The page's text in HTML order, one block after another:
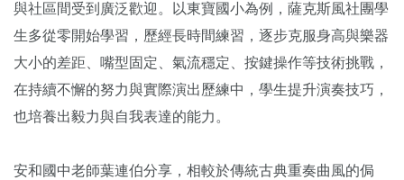
與社區間受到廣泛歡迎。以東寶國小為例，薩克斯風社團學
生多從零開始學習，歷經長時間練習，逐步克服身高與樂器
大小的差距、嘴型固定、氣流穩定、按鍵操作等技術挑戰，
在持續不懈的努力與實際演出歷練中，學生提升演奏技巧，
也培養出毅力與自我表達的能力。
安和國中老師葉連伯分享，相較於傳統古典重奏曲風的侷